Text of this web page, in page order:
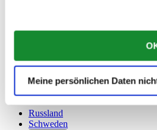
Meine persönlichen Daten
Niederlande
Österreich
Polen
Russland
Schweden